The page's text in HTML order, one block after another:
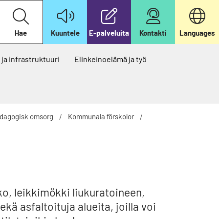
k
i
Hae Kuuntele E-palveluita Kontakti Languages
ja infrastruktuuri Elinkeinoelämä ja työ
omsorg
Kommunala förskolor
leikkimökki liukuratoineen,
asfaltoituja alueita, joilla voi